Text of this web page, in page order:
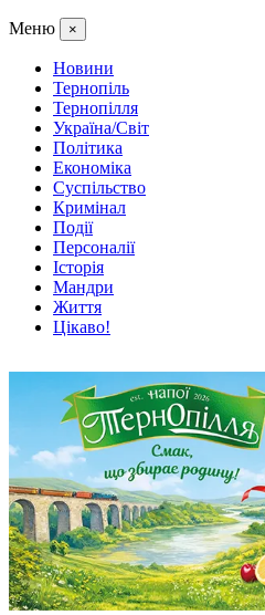
Меню ×
Новини
Тернопіль
Тернопілля
Україна/Світ
Політика
Економіка
Суспільство
Кримінал
Події
Персоналії
Історія
Мандри
Життя
Цікаво!